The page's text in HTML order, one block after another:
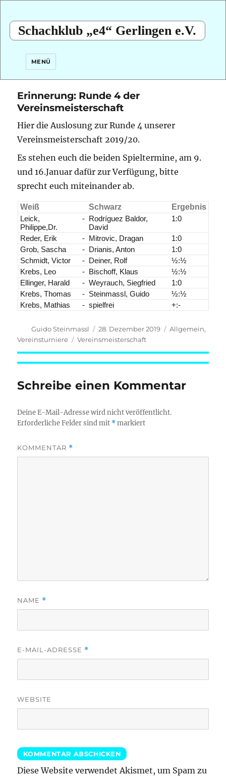
Schachklub „e4“ Gerlingen e.V.
MENÜ
Erinnerung: Runde 4 der
Vereinsmeisterschaft
Hier die Auslosung zur Runde 4 unserer
Vereinsmeisterschaft 2019/20.
Es stehen euch die beiden Spieltermine, am 9.
und 16.Januar dafür zur Verfügung, bitte
sprecht euch miteinander ab.
Weiß Schwarz
Ergebnis
Leick,
Philippe,Dr.
- Rodríguez Baldor,
David
1:0
Reder, Erik - Mitrovic, Dragan
1:0
Grob, Sascha
- Drianis, Anton
1:0
Schmidt, Victor
- Deiner, Rolf
½:½
Krebs, Leo
- Bischoff, Klaus
½:½
Ellinger, Harald
- Weyrauch, Siegfried
1:0
Krebs, Thomas
- Steinmassl, Guido
½:½
Krebs, Mathias
- spielfrei +:-
Autor
Guido Steinmassl
Veröffentlicht
am
28. Dezember 2019 Kategorien
Allgemein,
Vereinsturniere
Schlagwörter
Vereinsmeisterschaft
Schreibe einen Kommentar
Deine E-Mail-Adresse wird nicht veröffentlicht.
Erforderliche Felder sind mit *markiert
KOMMENTAR *
NAME *
E-MAIL-ADRESSE *
WEBSITE
Diese Website verwendet Akismet, um Spam zu